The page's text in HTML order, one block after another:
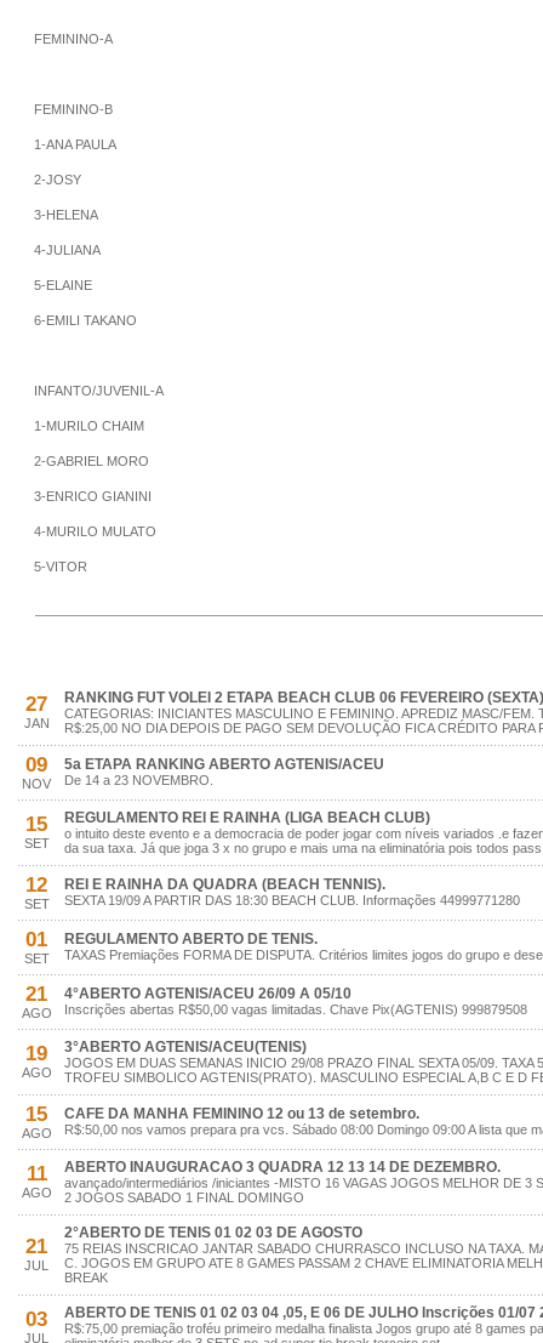
FEMININO-A
FEMININO-B
1-ANA PAULA
2-JOSY
3-HELENA
4-JULIANA
5-ELAINE
6-EMILI TAKANO
INFANTO/JUVENIL-A
1-MURILO CHAIM
2-GABRIEL MORO
3-ENRICO GIANINI
4-MURILO MULATO
5-VITOR
27
JAN
RANKING FUT VOLEI 2 ETAPA BEACH CLUB 06 FEVEREIRO (SEXTA)
CATEGORIAS: INICIANTES MASCULINO E FEMININO. APREDIZ MASC/FEM.
R$:25,00 NO DIA DEPOIS DE PAGO SEM DEVOLUÇÃO FICA CRÉDITO PARA
09
NOV
5a ETAPA RANKING ABERTO AGTENIS/ACEU
De 14 a 23 NOVEMBRO.
15
SET
REGULAMENTO REI E RAINHA (LIGA BEACH CLUB)
o intuito deste evento e a democracia de poder jogar com níveis variados .e
da sua taxa. Já que joga 3 x no grupo e mais uma na eliminatória pois todos pass
12
SET
REI E RAINHA DA QUADRA (BEACH TENNIS).
SEXTA 19/09 A PARTIR DAS 18:30 BEACH CLUB. Informações 44999771280
01
SET
REGULAMENTO ABERTO DE TENIS.
TAXAS Premiações FORMA DE DISPUTA. Critérios limites jogos do grupo e
21
AGO
4°ABERTO AGTENIS/ACEU 26/09 A 05/10
Inscrições abertas R$50,00 vagas limitadas. Chave Pix(AGTENIS) 999879508
19
AGO
3°ABERTO AGTENIS/ACEU(TENIS)
JOGOS EM DUAS SEMANAS INICIO 29/08 PRAZO FINAL SEXTA 05/09. TAXA
TROFEU SIMBOLICO AGTENIS(PRATO). MASCULINO ESPECIAL A,B C E D
15
AGO
CAFE DA MANHA FEMININO 12 ou 13 de setembro.
R$:50,00 nos vamos prepara pra vcs. Sábado 08:00 Domingo 09:00 A lista que
11
AGO
ABERTO INAUGURACAO 3 QUADRA 12 13 14 DE DEZEMBRO.
avançado/intermediários /iniciantes -MISTO 16 VAGAS JOGOS MELHOR DE 3
2 JOGOS SABADO 1 FINAL DOMINGO
21
JUL
2°ABERTO DE TENIS 01 02 03 DE AGOSTO
75 REIAS INSCRICAO JANTAR SABADO CHURRASCO INCLUSO NA TAXA.
C. JOGOS EM GRUPO ATE 8 GAMES PASSAM 2 CHAVE ELIMINATORIA
BREAK
03
JUL
ABERTO DE TENIS 01 02 03 04 ,05, E 06 DE JULHO Inscrições 01/07
R$:75,00 premiação troféu primeiro medalha finalista Jogos grupo até 8 games